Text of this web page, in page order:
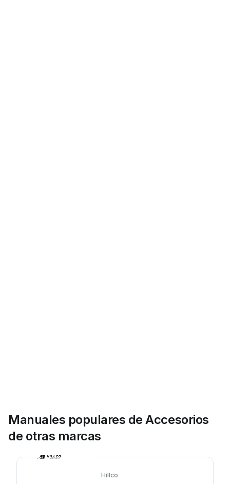
Manuales populares de Accesorios
de otras marcas
Hillco